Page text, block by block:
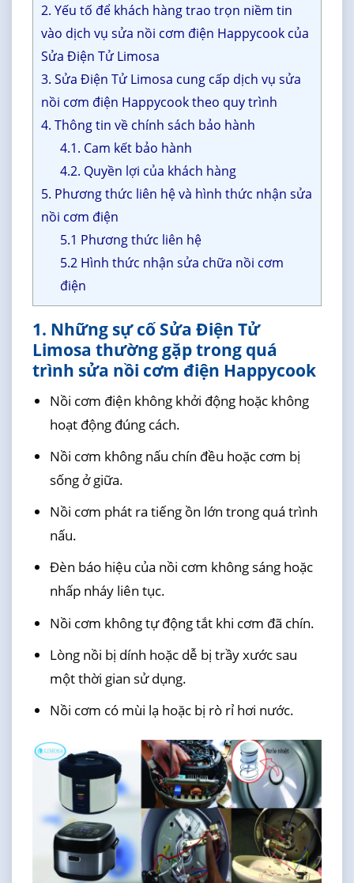
2. Yếu tố để khách hàng trao trọn niềm tin
vào dịch vụ sửa nồi cơm điện Happycook của
Sửa Điện Tử Limosa
3. Sửa Điện Tử Limosa cung cấp dịch vụ sửa
nồi cơm điện Happycook theo quy trình
4. Thông tin về chính sách bảo hành
4.1. Cam kết bảo hành
4.2. Quyền lợi của khách hàng
5. Phương thức liên hệ và hình thức nhận sửa
nồi cơm điện
5.1 Phương thức liên hệ
5.2 Hình thức nhận sửa chữa nồi cơm
điện
1. Những sự cố Sửa Điện Tử
Limosa thường gặp trong quá
trình sửa nồi cơm điện Happycook
Nồi cơm điện không khởi động hoặc không
hoạt động đúng cách.
Nồi cơm không nấu chín đều hoặc cơm bị
sống ở giữa.
Nồi cơm phát ra tiếng ồn lớn trong quá trình
nấu.
Đèn báo hiệu của nồi cơm không sáng hoặc
nhấp nháy liên tục.
Nồi cơm không tự động tắt khi cơm đã chín.
Lòng nồi bị dính hoặc dễ bị trầy xước sau
một thời gian sử dụng.
Nồi cơm có mùi lạ hoặc bị rò rỉ hơi nước.